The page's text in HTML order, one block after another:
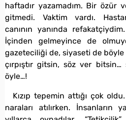
haftadır yazamadım. Bir özür
gitmedi. Vaktim vardı.
canının yanında
İçinden gelmeyince de
gazeteciliği de, siyaseti de böyle
çırpıştır gitsin, söz ver bitsin…
öyle…!
Kızıp tepemin attığı çok
naraları atılırken. İnsanların